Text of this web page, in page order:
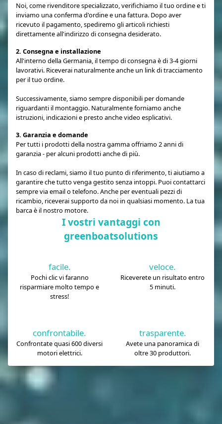
Noi, come rivenditore specializzato, verifichiamo il tuo ordine e ti
inviamo una conferma d'ordine e una fattura. Dopo aver
ricevuto il pagamento, spediremo gli articoli richiesti
direttamente all'indirizzo di consegna desiderato.
2. Consegna e installazione
All'interno della Germania, il tempo di consegna è di 3-4 giorni
lavorativi. Riceverai naturalmente anche un link di tracciamento
per il tuo ordine.
Successivamente, siamo sempre disponibili per domande
riguardanti il montaggio. Naturalmente forniamo anche
istruzioni, indicazioni e presto anche video esplicativi.
3. Garanzia e domande
Per tutti i prodotti della nostra gamma offriamo 2 anni di
garanzia - per alcuni prodotti anche di più.
In caso di reclami, siamo il tuo punto di riferimento, ti aiutiamo a
garantire che tutto venga gestito senza intoppi. Puoi contattarci
sempre via email o telefono. Anche per eventuali pezzi di
ricambio, riceverai supporto da noi in qualsiasi momento. La tua
barca è il nostro motore.
I vostri vantaggi con
greenboatsolutions
facile.
Pochi clic vi faranno
risparmiare molto tempo e
stress!
veloce.
Riceverete un risultato entro
5 minuti.
confrontabile.
Confrontate quasi 600 diversi
motori elettrici.
trasparente.
Avete una panoramica di
oltre 30 produttori.